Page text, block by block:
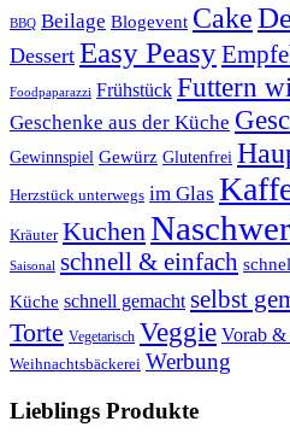
BBQ Beilage Blogevent Cake
Dessert Easy Peasy
Foodpaparazzi Frühstück Futtern
Geschenke aus der Küche
Gewinnspiel Gewürz Glutenfrei
Herzstück unterwegs im Glas
Kräuter Kuchen
Saisonal schnell & einfach
Küche schnell gemacht selbst
Torte Vegetarisch Veggie Vorab &
Weihnachtsbäckerei Werbung
Lieblings Produkte